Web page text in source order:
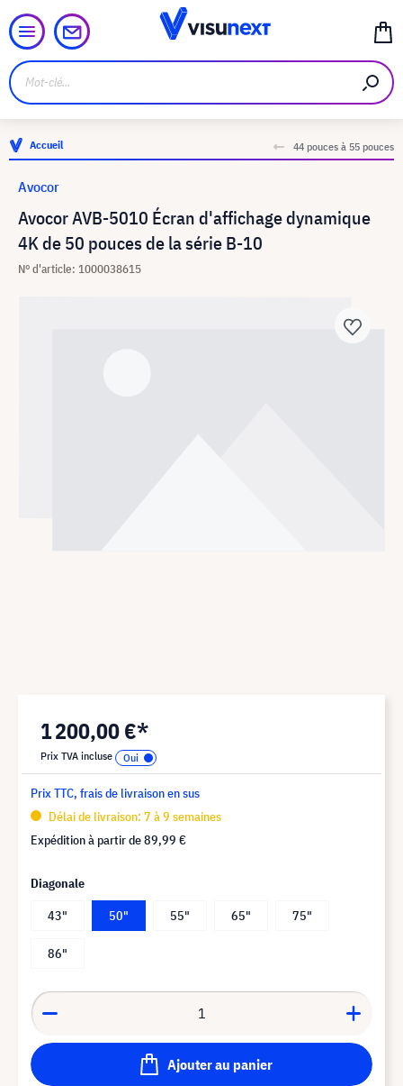
Accueil 44 pouces à 55 pouces
Avocor AVB-5010 Écran d'affichage dynamique
4K de 50 pouces de la série B-10
N° d'article: 1000038615
Avocor
1 200,00 €*
Prix TVA incluse
Prix TTC, frais de livraison en sus
Délai de livraison: 7 à 9 semaines
Expédition à partir de89,99 €
Diagonale
43"
50" 55" 65" 75"
86"
Ajouter au panier